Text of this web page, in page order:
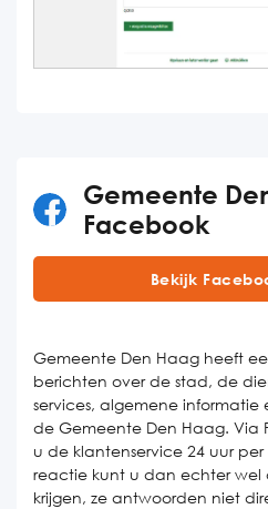
Gemeente
Facebook
Bekijk
Gemeente Den Haag heeft
berichten over de stad, de
services, algemene
de Gemeente Den Haag. Via
u de klantenservice 24 uur
reactie kunt u dan echter wel
krijgen, ze antwoorden niet